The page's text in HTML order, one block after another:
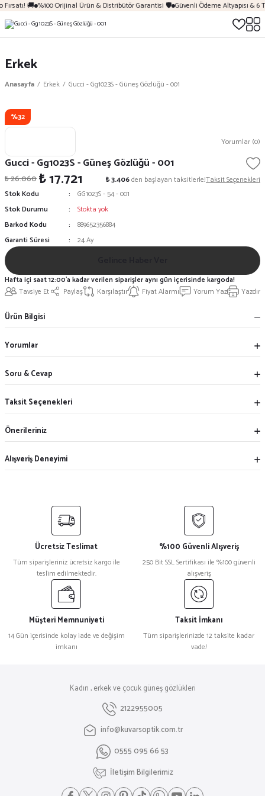
🚚 %100 Orijinal Ürün & Distribütör Garantisi 🛡️ Güvenli Ödeme Altyapısı & 6
Erkek
Anasayfa Erkek Gucci - Gg1023S - Güneş Gözlüğü - 001
%32
Yorumlar (0)
Gucci - Gg1023S - Güneş Gözlüğü - 001
₺ 26.060₺ 17.721 ₺ 3.406den başlayan taksitlerle!Taksit Seçenekleri
Stok Kodu
GG1023S - 54 - 001
Stok Durumu
Stokta yok
Barkod Kodu
889652356884
Garanti Süresi
24 Ay
Tavsiye Et Paylaş Karşılaştır Fiyat Alarmı Yorum Yaz Yazdır
Hafta içi saat 12:00'a kadar verilen siparişler aynı gün içerisinde kargoda!
Ürün Bilgisi
Yorumlar
Soru & Cevap
Taksit Seçenekleri
Önerileriniz
Alışveriş Deneyimi
Ücretsiz Teslimat
Tüm siparişleriniz ücretsiz kargo ile
teslim edilmektedir.
%100 Güvenli Alışveriş
250 Bit SSL Sertifikası ile %100 güvenli
alışveriş
Müşteri Memnuniyeti
14 Gün içerisinde kolay iade ve değişim
imkanı
Taksit İmkanı
Tüm siparişlerinizde 12 taksite kadar
vade!
Kadın , erkek ve çocuk güneş gözlükleri
2122955005
info@kuvarsoptik.com.tr
0555 095 66 53
İletişim Bilgilerimiz